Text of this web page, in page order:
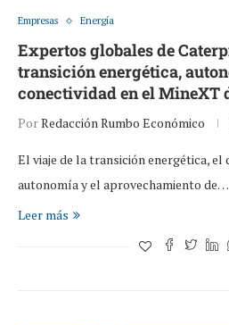
Empresas Energía
Expertos globales de
transición energética,
conectividad en el MineXT
PorRedacción Rumbo Económico
El viaje de la transición energética, el
autonomía y el aprovechamiento de…
Leer más